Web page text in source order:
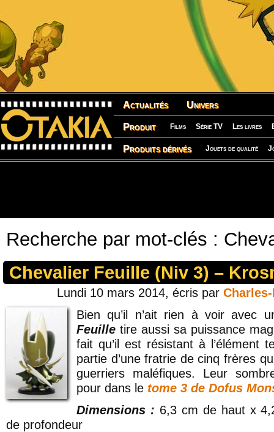
Actualités Univers
Produit Films Série TV Les livres
Produits dérivés Jouets de qualité
Recherche par mot-clés :
Chevalier Feuille (Niv 3) –
Lundi 10 mars 2014, écris par
Bien qu’il n’ait rien à voir avec
Feuille tire aussi sa puissance
fait qu’il est résistant à l’élément
partie d’une fratrie de cinq frères
guerriers maléfiques. Leur
pour dans le tome 3 de Dofus
Dimensions : 6,3 cm de haut x
de profondeur